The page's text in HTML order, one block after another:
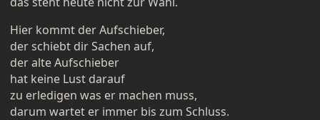
Hier kommt der Aufschieber,
der schiebt dir Sachen auf,
der alte Aufschieber
hat keine Lust darauf
zu erledigen was er machen muss,
darum wartet er immer bis zum Schluss.